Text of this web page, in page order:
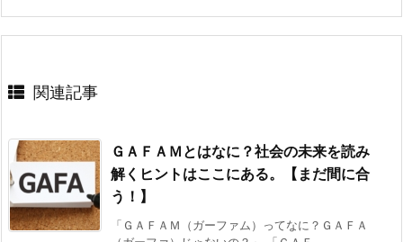
関連記事
ＧＡＦＡＭとはなに？社会の未来を読み
解くヒントはここにある。【まだ間に合
う！】
「ＧＡＦＡＭ（ガーファム）ってなに？ＧＡＦＡ